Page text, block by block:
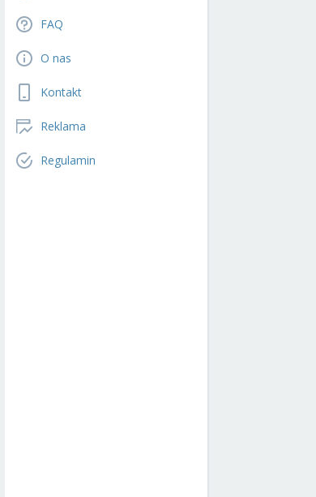
FAQ
O nas
Kontakt
Reklama
Regulamin